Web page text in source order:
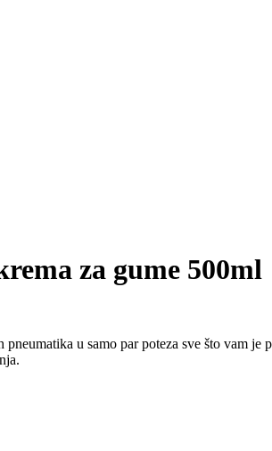
za gume 500ml
u samo par poteza sve što vam